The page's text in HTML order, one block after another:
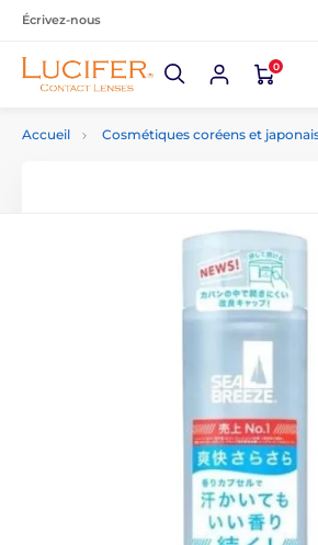
Écrivez-nous
0
Accueil Cosmétiques coréens et